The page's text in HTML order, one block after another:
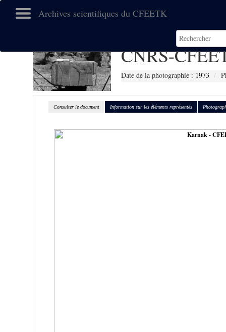
Archives scientifiques du CFEETK
CNRS-
Date de la photographie : 1973
Consulter le document Information sur les éléments représentés